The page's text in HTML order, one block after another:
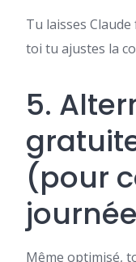
Tu laisses
toi tu ajustes la
5.
(pour
Même optimisé,